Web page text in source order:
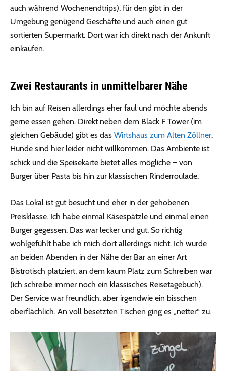
auch während Wochenendtrips), für den gibt in der
Umgebung genügend Geschäfte und auch einen gut
sortierten Supermarkt. Dort war ich direkt nach der Ankunft
einkaufen.
Zwei Restaurants in unmittelbarer Nähe
Ich bin auf Reisen allerdings eher faul und möchte abends
gerne essen gehen. Direkt neben dem Black F Tower (im
gleichen Gebäude) gibt es das Wirtshaus zum Alten Zöllner.
Hunde sind hier leider nicht willkommen. Das Ambiente ist
schick und die Speisekarte bietet alles mögliche – von
Burger über Pasta bis hin zur klassischen Rinderroulade.
Das Lokal ist gut besucht und eher in der gehobenen
Preisklasse. Ich habe einmal Käsespätzle und einmal einen
Burger gegessen. Das war lecker und gut. So richtig
wohlgefühlt habe ich mich dort allerdings nicht. Ich wurde
an beiden Abenden in der Nähe der Bar an einer Art
Bistrotisch platziert, an dem kaum Platz zum Schreiben war
(ich schreibe immer noch ein klassisches Reisetagebuch).
Der Service war freundlich, aber irgendwie ein bisschen
oberflächlich. An voll besetzten Tischen ging es „netter“ zu.